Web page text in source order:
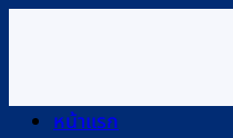
เนื้อหาหน้าแรก